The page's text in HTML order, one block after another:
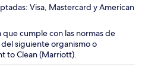
Visa, Mastercard y American
cumple con las normas de
siguiente organismo o
to Clean (Marriott).